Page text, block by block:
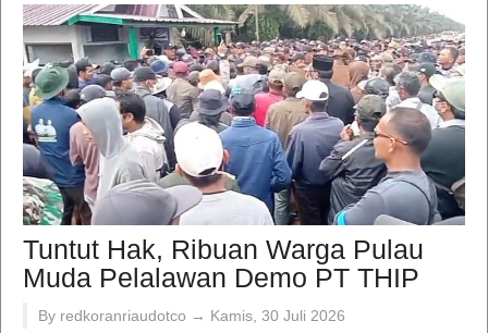
Tuntut Hak, Ribuan Warga Pulau
Muda Pelalawan Demo PT THIP
By redkoranriaudotco → Kamis, 30 Juli 2026